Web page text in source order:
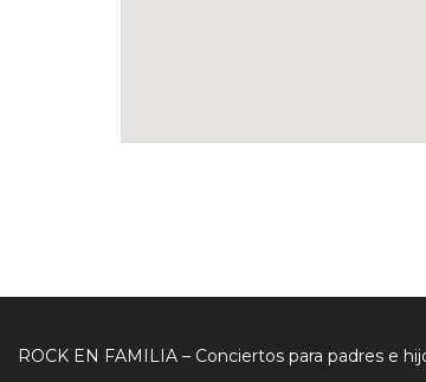
ROCK EN FAMILIA – Conciertos para padres e